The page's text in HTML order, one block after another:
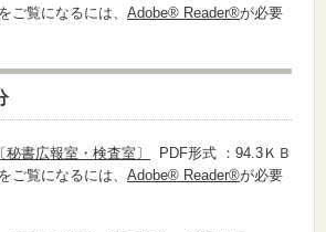
ご覧になるには、 Adobe® Reader®が必要
書広報室・検査室〕
PDF形式 ：94.3ＫＢ
ご覧になるには、 Adobe® Reader®が必要